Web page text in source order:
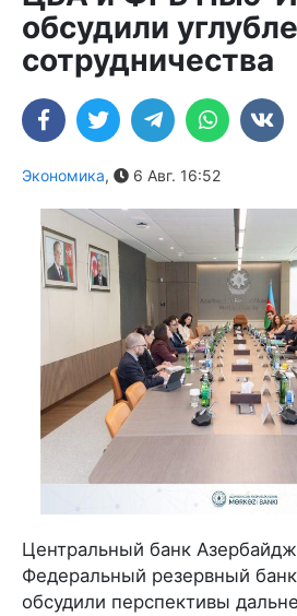
обсудили
сотрудничества
Экономика, 6 Авг. 16:52
Центральный банк
Федеральный резервный
обсудили перспективы